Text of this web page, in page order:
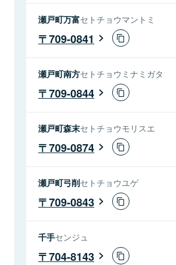
瀬戸町万富セトチョウマントミ
709-0841
瀬戸町南方セトチョウミナミガタ
709-0844
瀬戸町森末セトチョウモリスエ
709-0874
瀬戸町弓削セトチョウユゲ
709-0843
千手センジュ
704-8143